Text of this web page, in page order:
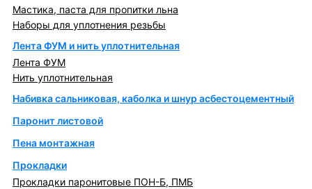
Мастика, паста для пропитки льна
Наборы для уплотнения резьбы
Лента ФУМ и нить уплотнительная
Лента ФУМ
Нить уплотнительная
Набивка сальниковая, каболка и шнур асбестоцементный
Паронит листовой
Пена монтажная
Прокладки
Прокладки паронитовые ПОН-Б, ПМБ